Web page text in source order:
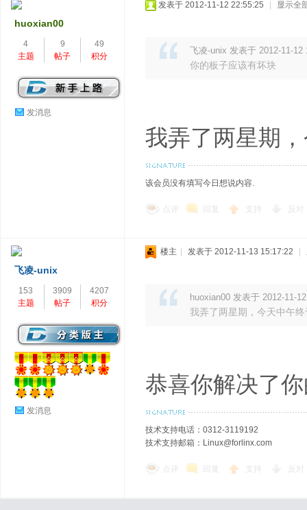
huoxian00
4
主题
9
帖子
49
积分
发消息
发表于 2012-11-12 22:55:25 显示全
飞凌-unix 发表于 2012-11-12
你的板子应该有坏块
我弄了两星期
该会员没有填写今日想说内容.
点评 回复 支持 反对
飞凌-unix
153
主题
3909
帖子
4207
积分
发消息
楼主 发表于 2012-11-13 15:17:22
huoxian00 发表于 2012-11-
我弄了两星期，今天中午
恭喜你解决了
技术支持电话：0312-3119192
技术支持邮箱：Linux@forlinx.com
点评 回复 支持 反对